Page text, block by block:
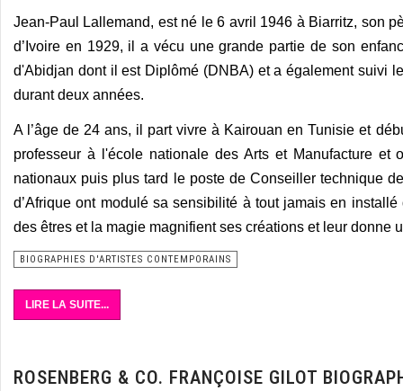
Jean-Paul Lallemand, est né le 6 avril 1946 à Biarritz, son
d’Ivoire en 1929, il a vécu une grande partie de son
d'Abidjan dont il est Diplômé (DNBA) et a également suivi
durant deux années.
A l’âge de 24 ans, il part vivre à Kairouan en Tunisie et
professeur à l'école nationale des Arts et Manufacture
nationaux puis plus tard le poste de Conseiller technique
d’Afrique ont modulé sa sensibilité à tout jamais en
des êtres et la magie magnifient ses créations et leur donne
BIOGRAPHIES D'ARTISTES CONTEMPORAINS
LIRE LA SUITE...
ROSENBERG & CO. FRANÇOISE GILOT